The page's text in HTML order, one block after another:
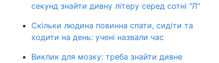
секунд знайти дивну літеру серед сотні "Л"
Скільки людина повинна спати, сидіти та
ходити на день: учені назвали час
Виклик для мозку: треба знайти дивне